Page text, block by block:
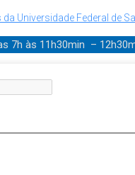
Universidade Federal de
7h às 11h30min –